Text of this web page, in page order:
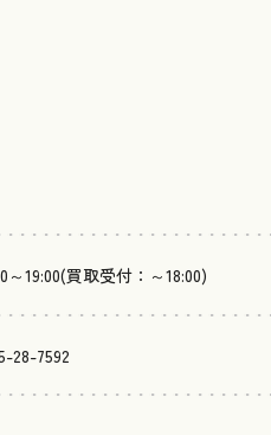
～19:00(買取受付：～18:00)
28-7592